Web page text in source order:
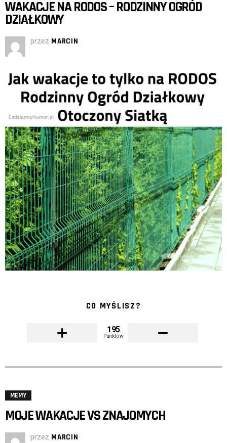
WAKACJE NA RODOS – RODZINNY OGRÓD
DZIAŁKOWY
przez MARCIN
CO MYŚLISZ?
195
Punktów
MEMY
MOJE WAKACJE VS ZNAJOMYCH
przez MARCIN